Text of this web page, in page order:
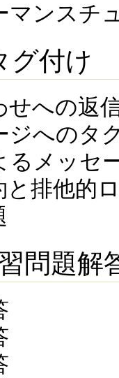
マンスチ
グ付け
せへの返
ジへのタ
るメッセ
と排他的
問題解